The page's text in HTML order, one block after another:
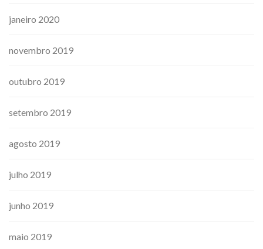
janeiro 2020
novembro 2019
outubro 2019
setembro 2019
agosto 2019
julho 2019
junho 2019
maio 2019